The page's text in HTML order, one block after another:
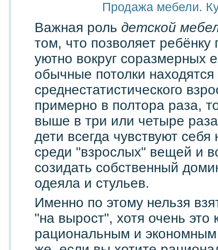
Продажа мебели.
Важная роль детской
том, что позволяет ребёнку
уютно вокруг соразмерных
обычные потолки
среднестатистического
примерно в полтора раза,
выше в три или четыре
дети всегда чувствуют
среди "взрослых" вещей и
созидать собственный
одеяла и стульев.
Именно по этому нельзя
"на вырост", хотя очень это
рациональным и экономным